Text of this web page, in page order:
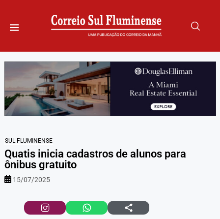
SUL FLUMINENSE
Quatis inicia cadastros de alunos para
ônibus gratuito
15/07/2025